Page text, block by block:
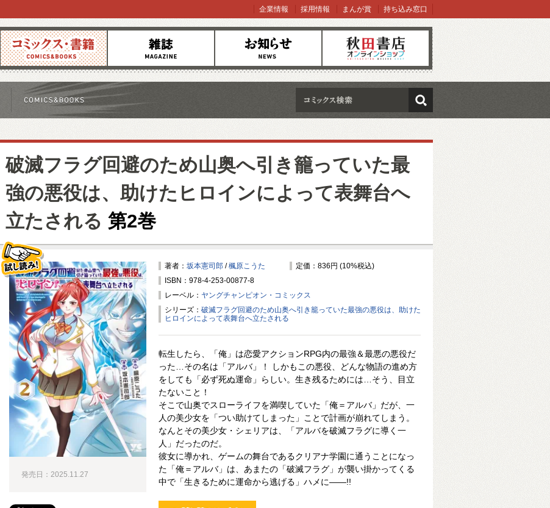
コミックス 雑誌 お知らせ オンラインショップ
企業情報 採用情報 まんが賞 持ち込み窓口
検索
破滅フラグ回避のため山奥へ引き籠っていた最
強の悪役は、助けたヒロインによって表舞台へ
立たされる 第2巻
著者： 坂本憲司郎 /楓原こうた
定価：836円 (10%税込)
ISBN：978-4-253-00877-8
レーベル： ヤングチャンピオン・コミックス
シリーズ： 破滅フラグ回避のため山奥へ引き籠っていた最強の悪役は、助けた
ヒロインによって表舞台へ立たされる
転生したら、「俺」は恋愛アクションRPG内の最強＆最悪の悪役だ
った…その名は「アルバ」！ しかもこの悪役、どんな物語の進め方
をしても「必ず死ぬ運命」らしい。生き残るためには…そう、目立
たないこと！
そこで山奥でスローライフを満喫していた「俺＝アルバ」だが、一
人の美少女を「つい助けてしまった」ことで計画が崩れてしまう。
なんとその美少女・シェリアは、「アルバを破滅フラグに導く一
人」だったのだ。
彼女に導かれ、ゲームの舞台であるクリアナ学園に通うことになっ
た「俺＝アルバ」は、あまたの「破滅フラグ」が襲い掛かってくる
中で「生きるために運命から逃げる」ハメに――!!
試し読み！
発売日：2025.11.27